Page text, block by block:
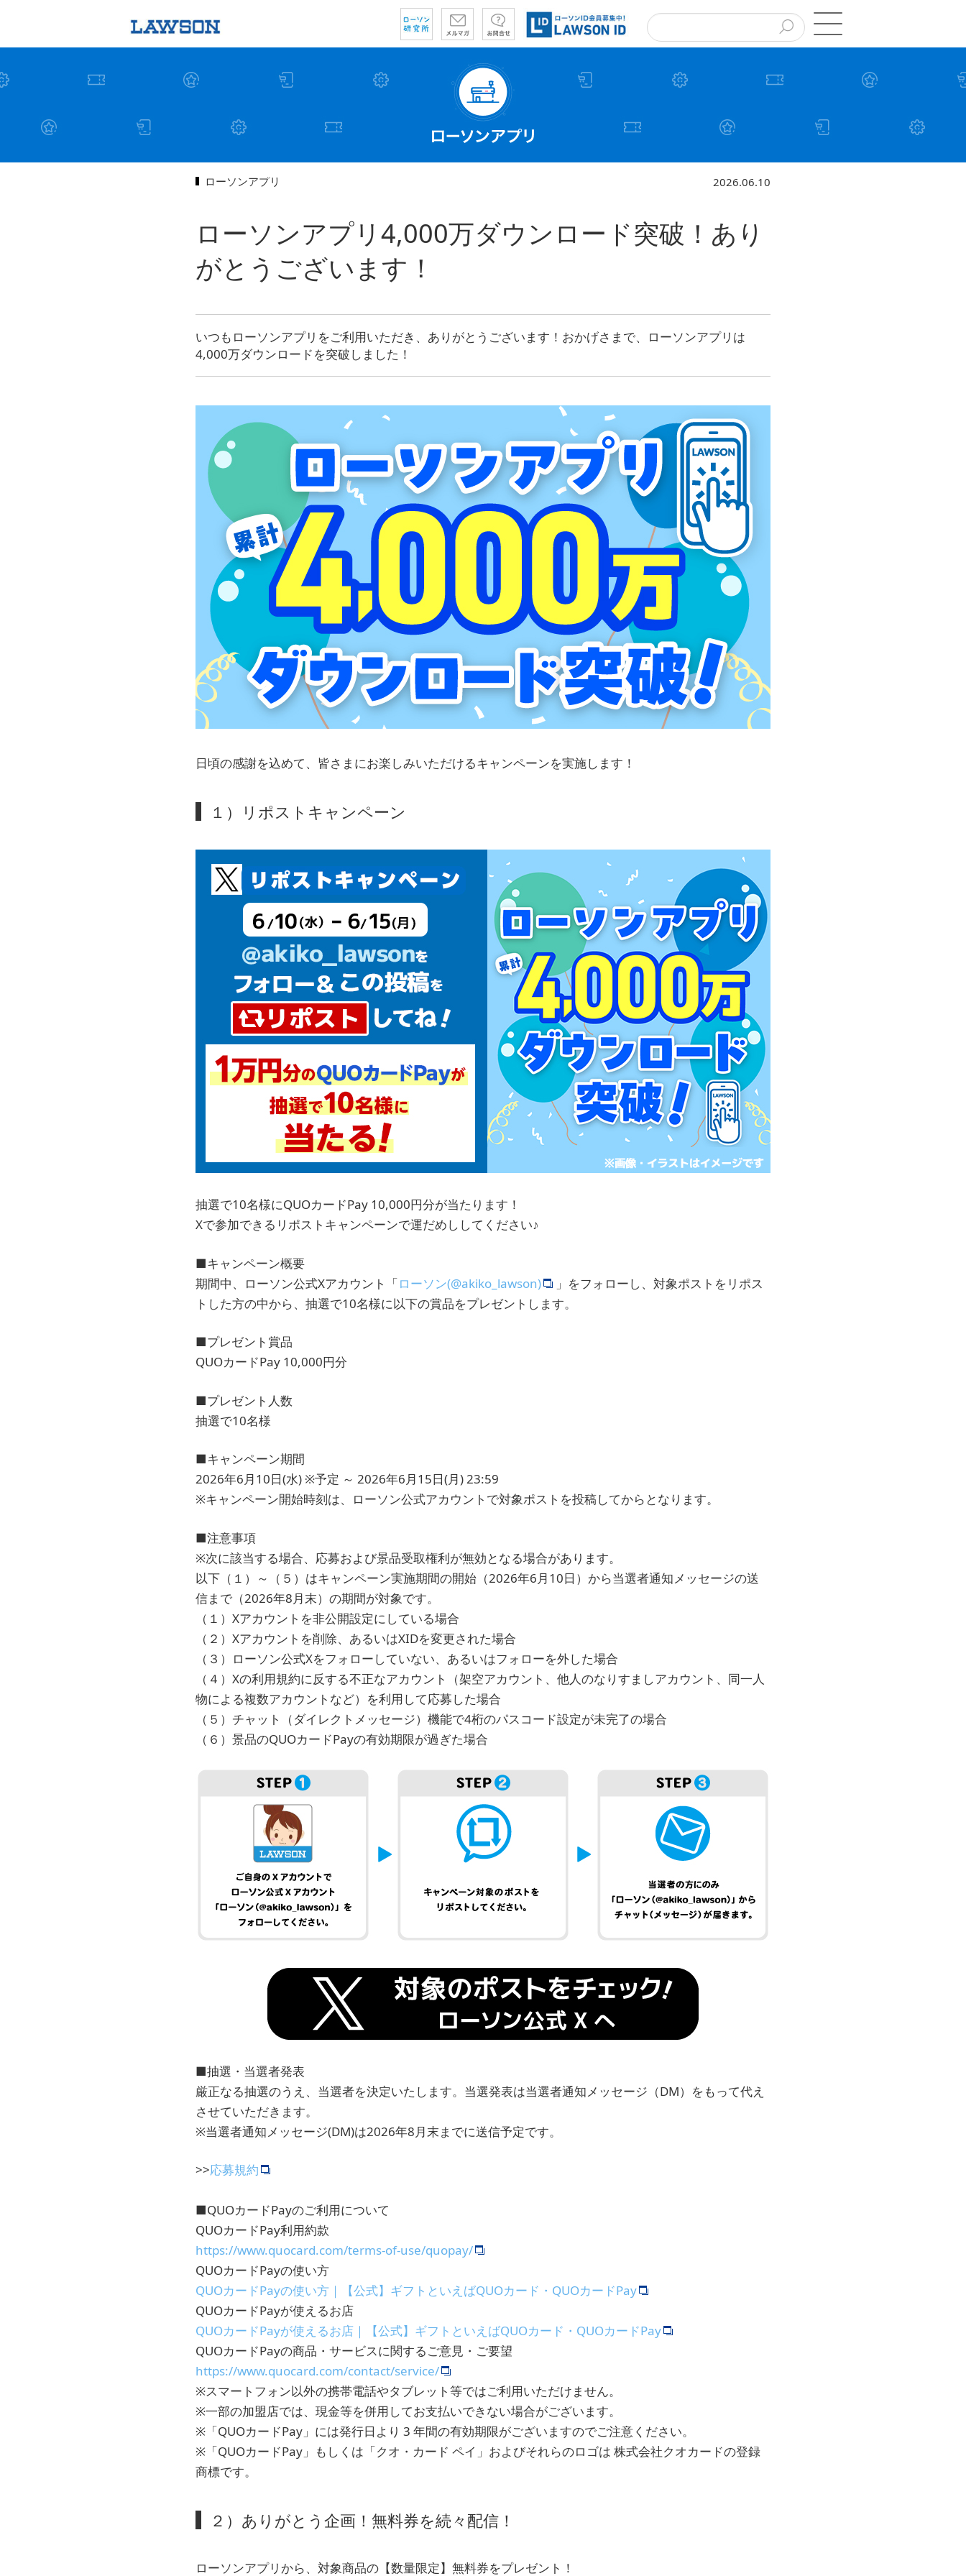
ローソンアプリ 2026.06.10
ローソンアプリ4,000万ダウンロード突破！あり
がとうございます！
いつもローソンアプリをご利用いただき、ありがとうございます！おかげさまで、ローソンアプリは
4,000万ダウンロードを突破しました！
日頃の感謝を込めて、皆さまにお楽しみいただけるキャンペーンを実施します！
１）リポストキャンペーン
抽選で10名様にQUOカードPay 10,000円分が当たります！
Xで参加できるリポストキャンペーンで運だめししてください♪
■キャンペーン概要
期間中、ローソン公式Xアカウント「ローソン(@akiko_lawson)
」をフォローし、対象ポストをリポス
トした方の中から、抽選で10名様に以下の賞品をプレゼントします。
■プレゼント賞品
QUOカードPay 10,000円分
■プレゼント人数
抽選で10名様
■キャンペーン期間
2026年6月10日(水) ※予定 ～ 2026年6月15日(月) 23:59
※キャンペーン開始時刻は、ローソン公式アカウントで対象ポストを投稿してからとなります。
■注意事項
※次に該当する場合、応募および景品受取権利が無効となる場合があります。
以下（１）～（５）はキャンペーン実施期間の開始（2026年6月10日）から当選者通知メッセージの送
信まで（2026年8月末）の期間が対象です。
（１）Xアカウントを非公開設定にしている場合
（２）Xアカウントを削除、あるいはXIDを変更された場合
（３）ローソン公式Xをフォローしていない、あるいはフォローを外した場合
（４）Xの利用規約に反する不正なアカウント（架空アカウント、他人のなりすましアカウント、同一人
物による複数アカウントなど）を利用して応募した場合
（５）チャット（ダイレクトメッセージ）機能で4桁のパスコード設定が未完了の場合
（６）景品のQUOカードPayの有効期限が過ぎた場合
■抽選・当選者発表
厳正なる抽選のうえ、当選者を決定いたします。当選発表は当選者通知メッセージ（DM）をもって代え
させていただきます。
※当選者通知メッセージ(DM)は2026年8月末までに送信予定です。
>>応募規約
■QUOカードPayのご利用について
QUOカードPay利用約款
https://www.quocard.com/terms-of-use/quopay/
QUOカードPayの使い方
QUOカードPayの使い方｜【公式】ギフトといえばQUOカード・QUOカードPay
QUOカードPayが使えるお店
QUOカードPayが使えるお店｜【公式】ギフトといえばQUOカード・QUOカードPay
QUOカードPayの商品・サービスに関するご意見・ご要望
https://www.quocard.com/contact/service/
※スマートフォン以外の携帯電話やタブレット等ではご利用いただけません。
※一部の加盟店では、現金等を併用してお支払いできない場合がございます。
※「QUOカードPay」には発行日より 3 年間の有効期限がございますのでご注意ください。
※「QUOカードPay」もしくは「クオ・カード ペイ」およびそれらのロゴは 株式会社クオカードの登録
商標です。
２）ありがとう企画！無料券を続々配信！
ローソンアプリから、対象商品の【数量限定】無料券をプレゼント！